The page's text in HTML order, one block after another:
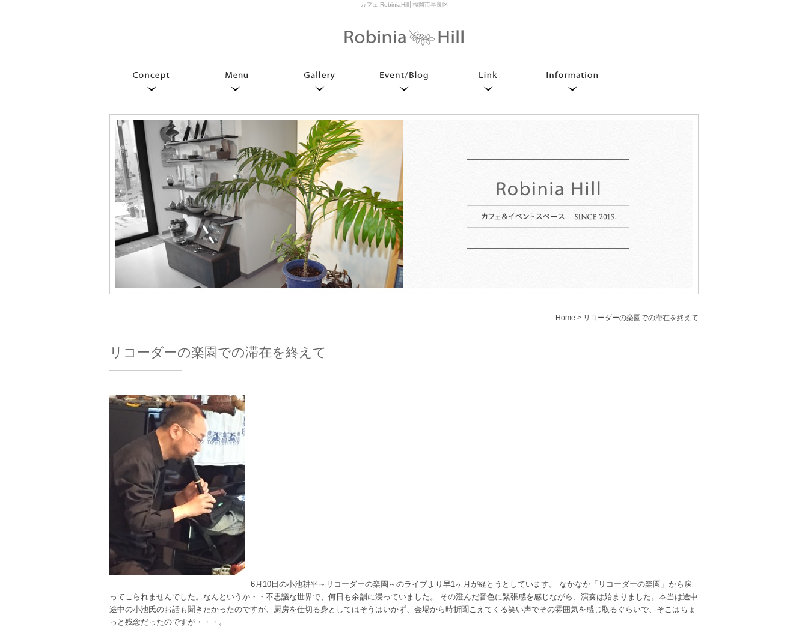
カフェ RobiniaHill│福岡市早良区
Home > リコーダーの楽園での滞在を終えて
リコーダーの楽園での滞在を終えて
6月10日の小池耕平～リコーダーの楽園～のライブより早1ヶ月が経とうとしています。 なかなか「リコーダーの楽園」から戻
ってこられませんでした。なんというか・・不思議な世界で、何日も余韻に浸っていました。 その澄んだ音色に緊張感を感じながら、演奏は始まりました。本当は途中
途中の小池氏のお話も聞きたかったのですが、厨房を仕切る身としてはそうはいかず、会場から時折聞こえてくる笑い声でその雰囲気を感じ取るぐらいで、そこはちょ
っと残念だったのですが・・・。